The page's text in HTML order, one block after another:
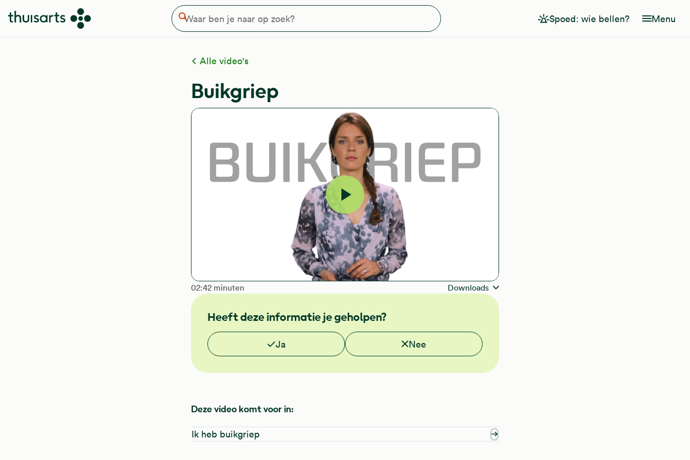
Overslaan en naar de inhoud gaan Waar ben je naar op zoek?
Zoeken Spoed: wie bellen? Menu
Alle video's
Buikgriep
Video
afspelen
The length of the video is
02:42 minuten Downloads
Heeft deze informatie je geholpen?
Vond je deze informatie nuttig?
Ja Nee
Deze video komt voor in:
Ik heb buikgriep